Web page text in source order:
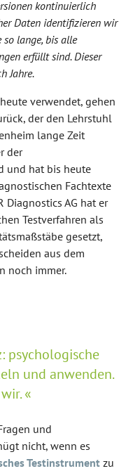
kontinuierlich
Daten identifizieren wir
so lange, bis alle
erfüllt sind. Dieser
Jahre.
verwendet, gehen
der den Lehrstuhl
lange Zeit
der
und hat bis heute
Fachtexte
AG hat er
Testverfahren als
gesetzt,
aus dem
noch immer.
psychologische
und anwenden.
und
nicht, wenn es
Testinstrument zu